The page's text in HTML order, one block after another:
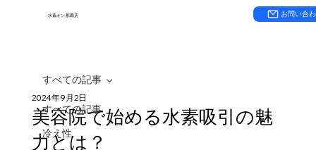
水素オン 那覇店 お問い合
すべての記事
冷え性
すべての記事
美容院で始める水素吸引の魅
力とは？
2024年9月2日